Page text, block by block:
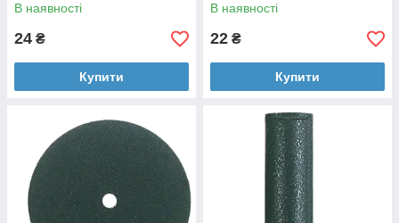
В наявності
24 ₴
Купити
В наявності
22 ₴
Купити